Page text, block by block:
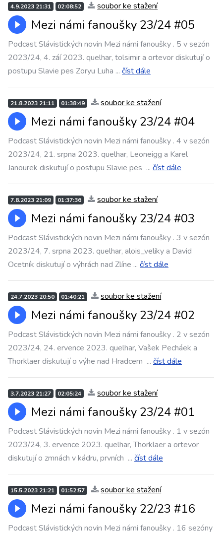
4.9.2023 21:31 02:08:52 soubor ke stažení
Mezi námi fanoušky 23/24 #05
Podcast Slávistických novin Mezi námi fanoušky . 5 v sezón
2023/24, 4. záí 2023. quelhar, tolsimir a ortevor diskutují o
postupu Slavie pes Zoryu Luha ... číst dále
21.8.2023 21:11 01:38:49 soubor ke stažení
Mezi námi fanoušky 23/24 #04
Podcast Slávistických novin Mezi námi fanoušky . 4 v sezón
2023/24, 21. srpna 2023. quelhar, Leoneigg a Karel
Janourek diskutují o postupu Slavie pes ... číst dále
7.8.2023 21:09 01:37:36 soubor ke stažení
Mezi námi fanoušky 23/24 #03
Podcast Slávistických novin Mezi námi fanoušky . 3 v sezón
2023/24, 7. srpna 2023. quelhar, alois_veliky a David
Ocetník diskutují o výhrách nad Zlíne ... číst dále
24.7.2023 20:50 01:40:21 soubor ke stažení
Mezi námi fanoušky 23/24 #02
Podcast Slávistických novin Mezi námi fanoušky . 2 v sezón
2023/24, 24. ervence 2023. quelhar, Vašek Pecháek a
Thorklaer diskutují o výhe nad Hradcem ... číst dále
3.7.2023 21:27 02:05:24 soubor ke stažení
Mezi námi fanoušky 23/24 #01
Podcast Slávistických novin Mezi námi fanoušky . 1 v sezón
2023/24, 3. ervence 2023. quelhar, Thorklaer a ortevor
diskutují o zmnách v kádru, prvních ... číst dále
15.5.2023 21:21 01:52:57 soubor ke stažení
Mezi námi fanoušky 22/23 #16
Podcast Slávistických novin Mezi námi fanoušky . 16 sezóny